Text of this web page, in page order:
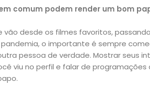
comum podem render um bom
vão desde os filmes favoritos,
o importante é sempre
pessoa de verdade. Mostrar seus
viu no perfil e falar de